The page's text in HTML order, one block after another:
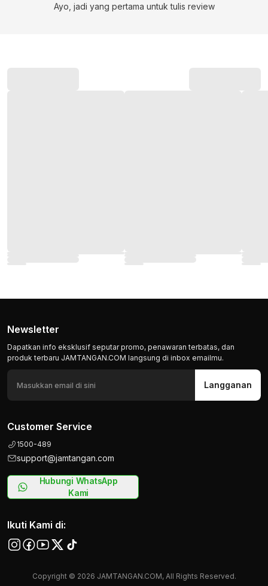
Newsletter
Dapatkan info eksklusif seputar promo, penawaran terbatas, dan
produk terbaru JAMTANGAN.COM langsung di inbox emailmu.
Langganan
Customer Service
1500-489
support@jamtangan.com
Hubungi WhatsApp
Kami
Ikuti Kami di:
Copyright © 2026 JAMTANGAN.COM, All Rights Reserved.
Ayo, jadi yang pertama untuk tulis review